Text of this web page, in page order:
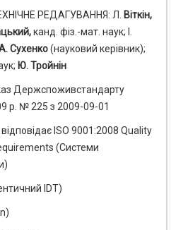
РЕДАГУВАННЯ: Л. Віткін,
канд. фіз.-мат. наук; І.
Сухенко(науковий керівник);
Ю. Тройнін
Держспоживстандарту
р. № 225 з 2009-09-01
ISO 9001:2008 Quality
(Системи
IDТ)